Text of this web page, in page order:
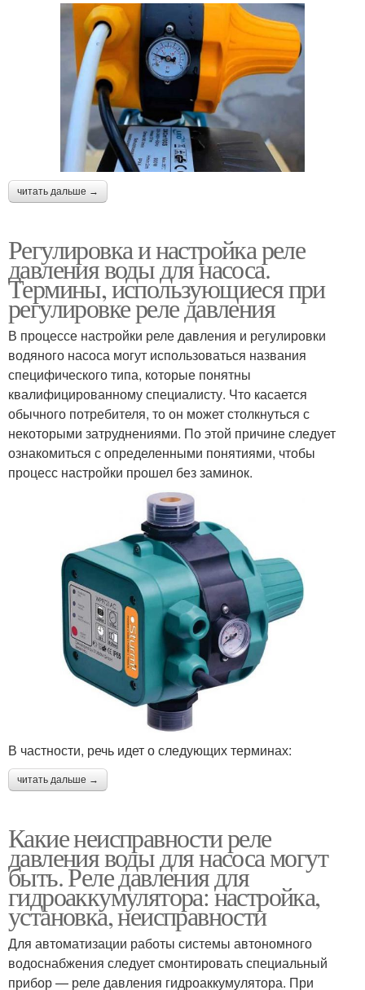
читать дальше →
Регулировка и настройка реле
давления воды для насоса.
Термины, использующиеся при
регулировке реле давления
В процессе настройки реле давления и регулировки
водяного насоса могут использоваться названия
специфического типа, которые понятны
квалифицированному специалисту. Что касается
обычного потребителя, то он может столкнуться с
некоторыми затруднениями. По этой причине следует
ознакомиться с определенными понятиями, чтобы
процесс настройки прошел без заминок.
В частности, речь идет о следующих терминах:
читать дальше →
Какие неисправности реле
давления воды для насоса могут
быть. Реле давления для
гидроаккумулятора: настройка,
установка, неисправности
Для автоматизации работы системы автономного
водоснабжения следует смонтировать специальный
прибор — реле давления гидроаккумулятора. При